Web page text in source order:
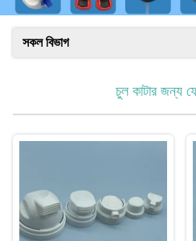
সকল বিভাগ
চুল কাটার জন্য